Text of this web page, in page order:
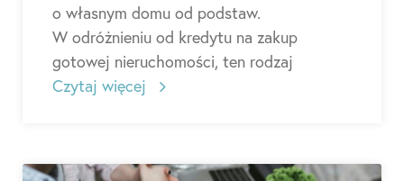
o własnym domu od podstaw.
W odróżnieniu od kredytu na zakup
gotowej nieruchomości, ten rodzaj
Czytaj więcej